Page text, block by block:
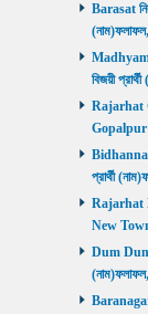
Barasat
বিজয়ী
Rajarhat
Gopalpur
প্রার্থী
Rajarhat
New Town
Dum Dum
Baranagar